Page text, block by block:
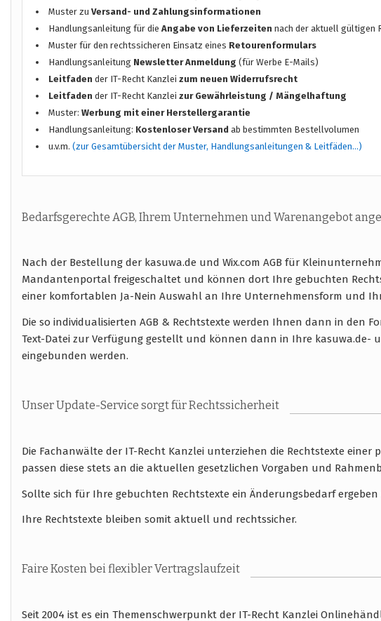
Muster zuVersand- und Zahlungsinformationen
Handlungsanleitung für dieAngabe von Lieferzeiten nach der aktuell gültigen
Muster für den rechtssicheren Einsatz eines Retourenformulars
Handlungsanleitung Newsletter Anmeldung(für Werbe E-Mails)
Leitfaden der IT-Recht Kanzleizum neuen Widerrufsrecht
Leitfaden der IT-Recht Kanzleizur Gewährleistung / Mängelhaftung
Muster:Werbung mit einer Herstellergarantie
Handlungsanleitung: Kostenloser Versand ab bestimmten Bestellvolumen
u.v.m.(zur Gesamtübersicht der Muster, Handlungsanleitungen & Leitfäden…)
Bedarfsgerechte AGB, Ihrem Unternehmen und Warenangebot
Nach der Bestellung der kasuwa.de und Wix.com AGB für
Mandantenportal freigeschaltet und können dort Ihre gebuchten
einer komfortablen Ja-Nein Auswahl an Ihre Unternehmensform und
Die so individualisierten AGB & Rechtstexte werden Ihnen dann in den
Text-Datei zur Verfügung gestellt und können dann in Ihre kasuwa.de-
eingebunden werden.
Unser Update-Service sorgt für Rechtssicherheit
Die Fachanwälte der IT-Recht Kanzlei unterziehen die Rechtstexte
passen diese stets an die aktuellen gesetzlichen Vorgaben und
Sollte sich für Ihre gebuchten Rechtstexte ein Änderungsbedarf
Ihre Rechtstexte bleiben somit aktuell und rechtssicher.
Faire Kosten bei flexibler Vertragslaufzeit
Seit 2004 ist es ein Themenschwerpunkt der IT-Recht Kanzlei